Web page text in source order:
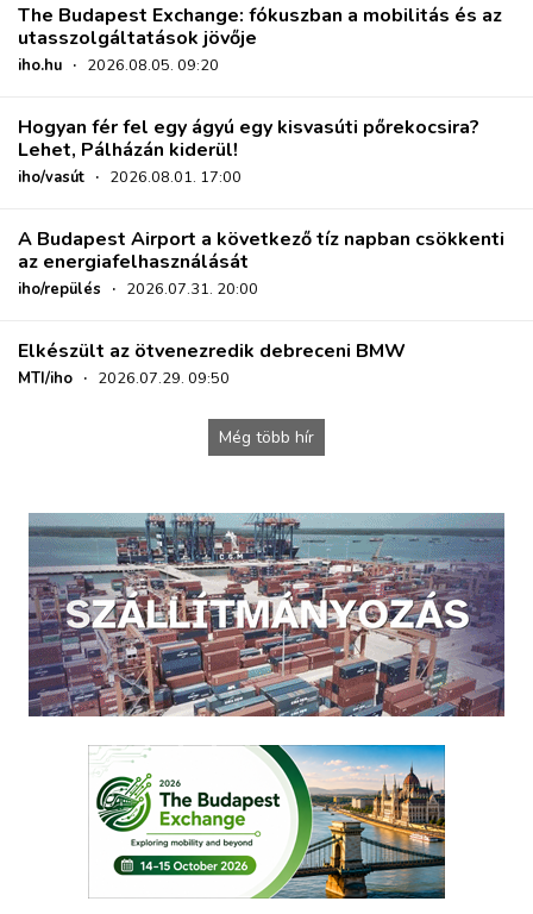
The Budapest Exchange: fókuszban a mobilitás és az
utasszolgáltatások jövője
iho.hu · 2026.08.05. 09:20
Hogyan fér fel egy ágyú egy kisvasúti pőrekocsira?
Lehet, Pálházán kiderül!
iho/vasút · 2026.08.01. 17:00
A Budapest Airport a következő tíz napban csökkenti
az energiafelhasználását
iho/repülés · 2026.07.31. 20:00
Elkészült az ötvenezredik debreceni BMW
MTI/iho · 2026.07.29. 09:50
Még több hír